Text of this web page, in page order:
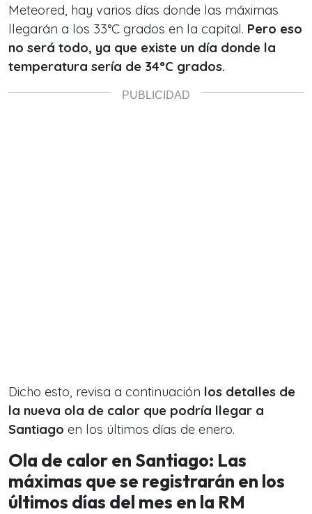
Meteored, hay varios días donde las máximas
llegarán a los 33°C grados en la capital. Pero eso
no será todo, ya que existe un día donde la
temperatura sería de 34°C grados.
Dicho esto, revisa a continuación los detalles de
la nueva ola de calor que podría llegar a
Santiago en los últimos días de enero.
Ola de calor en Santiago: Las
máximas que se registrarán en los
últimos días del mes en la RM